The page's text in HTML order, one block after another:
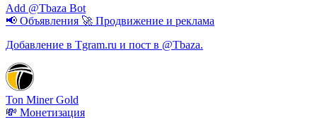
Add @Tbaza Bot
📢 Объявления 🚀 Продвижение и реклама
Добавление в Tgram.ru и пост в @Tbaza.
Ton Miner Gold
💸 Монетизация